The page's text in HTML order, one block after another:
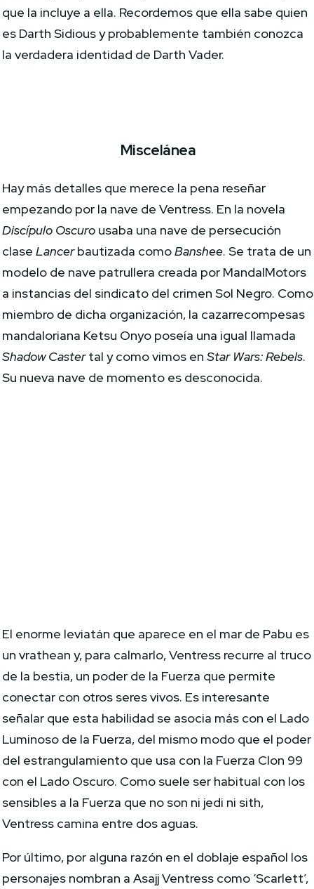
que la incluye a ella. Recordemos que ella sabe quien
es Darth Sidious y probablemente también conozca
la verdadera identidad de Darth Vader.
Miscelánea
Hay más detalles que merece la pena reseñar
empezando por la nave de Ventress. En la novela
Discípulo Oscuro usaba una nave de persecución
claseLancerbautizada comoBanshee. Se trata de un
modelo de nave patrullera creada por MandalMotors
a instancias del sindicato del crimen Sol Negro. Como
miembro de dicha organización, la cazarrecompesas
mandaloriana Ketsu Onyo poseía una igual llamada
Shadow Castertal y como vimos enStar Wars: Rebels.
Su nueva nave de momento es desconocida.
El enorme leviatán que aparece en el mar de Pabu es
un vrathean y, para calmarlo, Ventress recurre al truco
de la bestia, un poder de la Fuerza que permite
conectar con otros seres vivos. Es interesante
señalar que esta habilidad se asocia más con el Lado
Luminoso de la Fuerza, del mismo modo que el poder
del estrangulamiento que usa con la Fuerza Clon 99
con el Lado Oscuro. Como suele ser habitual con los
sensibles a la Fuerza que no son ni jedi ni sith,
Ventress camina entre dos aguas.
Por último, por alguna razón en el doblaje español los
personajes nombran a Asajj Ventress como ‘Scarlett’,